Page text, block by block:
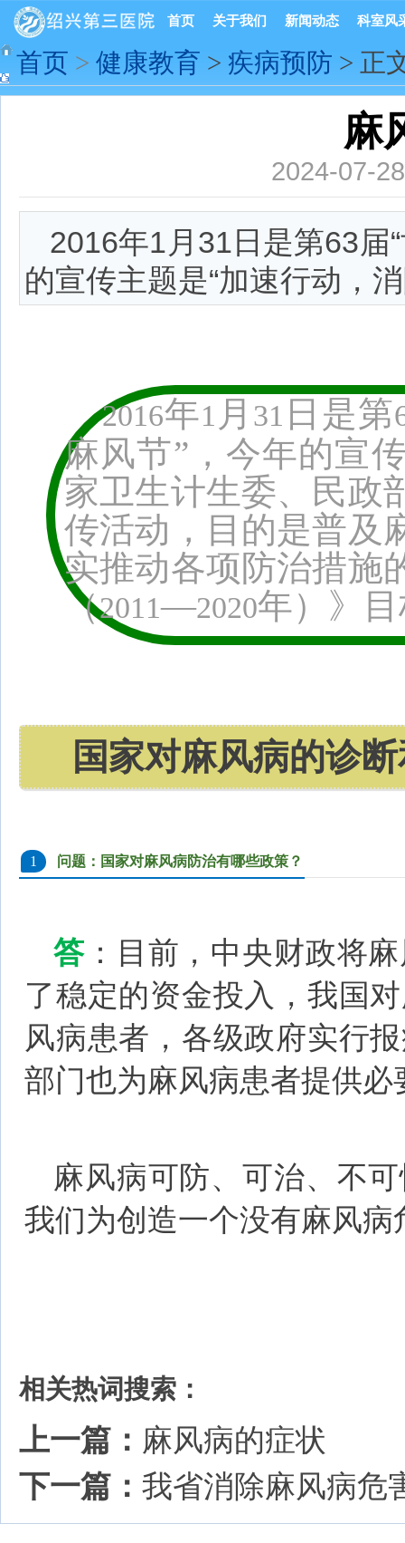
首页 关于我们 新闻动态 科室风
首页 > 健康教育 > 疾病预防 > 正
麻
2024-07-
2016年1月31日是第63届
的宣传主题是“加速行动，
2016年1 月 31 日 是第
麻风节”，今年的宣
家卫生计生委、民政
传活动，目的是普及
实推动各项防治措施
（2011—2020年）》
国家对麻风病的诊
1 问题：国家对麻风病防治有哪些政策？
答：目前，中央财政将
了稳定的资金投入，我国
风病患者，各级政府实行
部门也为麻风病患者提供
麻风病可防、可治、不
我们为创造一个没有麻风
相关热词搜索：
上一篇： 麻风病的症状
下一篇： 我省消除麻风病危